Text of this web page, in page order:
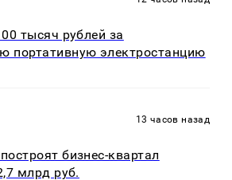
тысяч рублей за
портативную электростанцию
13 часов назад
бизнес-квартал
млрд руб.